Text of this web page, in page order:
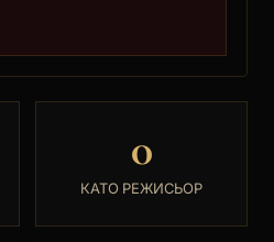
0
КАТО РЕЖИСЬОР